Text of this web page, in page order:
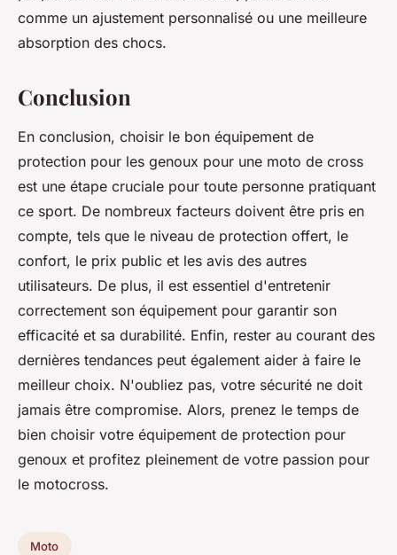
comme un ajustement personnalisé ou une meilleure
absorption des chocs.
Conclusion
En conclusion, choisir le bon équipement de
protection pour les genoux pour une moto de cross
est une étape cruciale pour toute personne pratiquant
ce sport. De nombreux facteurs doivent être pris en
compte, tels que le niveau de protection offert, le
confort, le prix public et les avis des autres
utilisateurs. De plus, il est essentiel d'entretenir
correctement son équipement pour garantir son
efficacité et sa durabilité. Enfin, rester au courant des
dernières tendances peut également aider à faire le
meilleur choix. N'oubliez pas, votre sécurité ne doit
jamais être compromise. Alors, prenez le temps de
bien choisir votre équipement de protection pour
genoux et profitez pleinement de votre passion pour
le motocross.
Moto